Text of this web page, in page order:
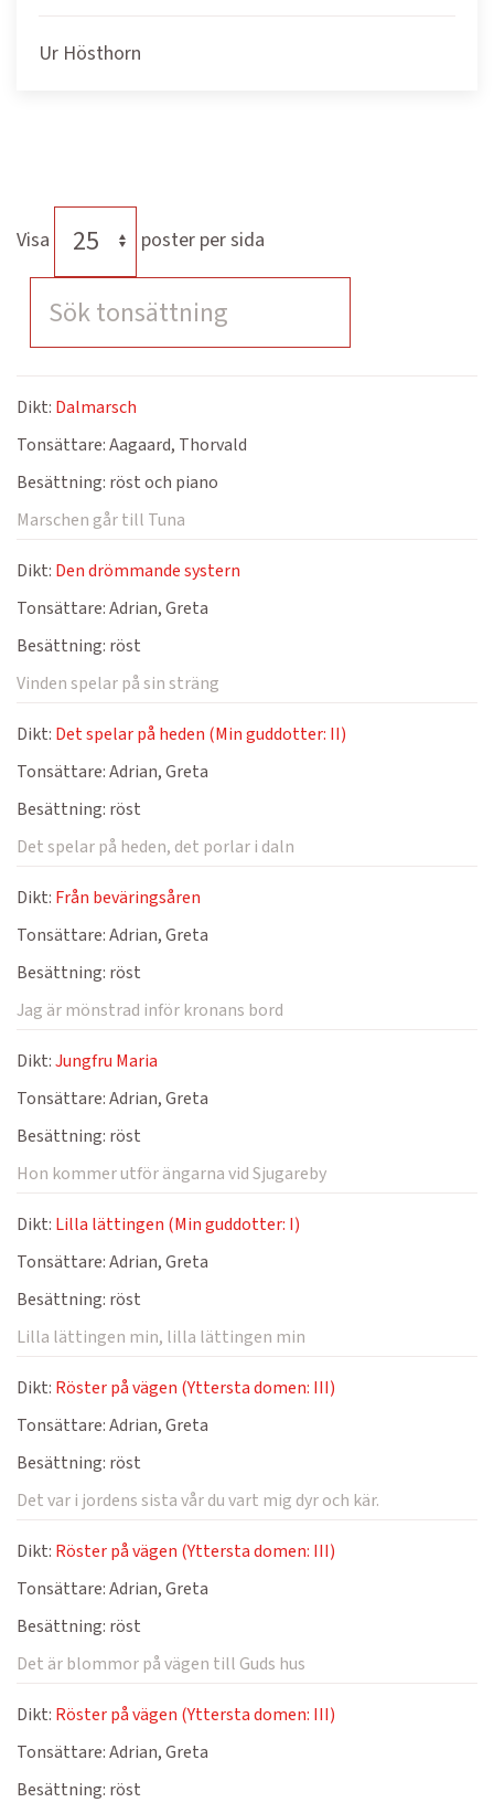
Ur Hösthorn
Visa poster per sida
Dikt: Dalmarsch
Tonsättare:Aagaard, Thorvald
Besättning: röst och piano
Marschen går till Tuna
Dikt: Den drömmande systern
Tonsättare:Adrian, Greta
Besättning: röst
Vinden spelar på sin sträng
Dikt: Det spelar på heden (Min guddotter: II)
Tonsättare:Adrian, Greta
Besättning: röst
Det spelar på heden, det porlar i daln
Dikt: Från beväringsåren
Tonsättare:Adrian, Greta
Besättning: röst
Jag är mönstrad inför kronans bord
Dikt:Jungfru Maria
Tonsättare:Adrian, Greta
Besättning: röst
Hon kommer utför ängarna vid Sjugareby
Dikt: Lilla lättingen (Min guddotter: I)
Tonsättare:Adrian, Greta
Besättning: röst
Lilla lättingen min, lilla lättingen min
Dikt: Röster på vägen (Yttersta domen: III)
Tonsättare:Adrian, Greta
Besättning: röst
Det var i jordens sista vår du vart mig dyr och kär.
Dikt: Röster på vägen (Yttersta domen: III)
Tonsättare:Adrian, Greta
Besättning: röst
Det är blommor på vägen till Guds hus
Dikt: Röster på vägen (Yttersta domen: III)
Tonsättare:Adrian, Greta
Besättning: röst